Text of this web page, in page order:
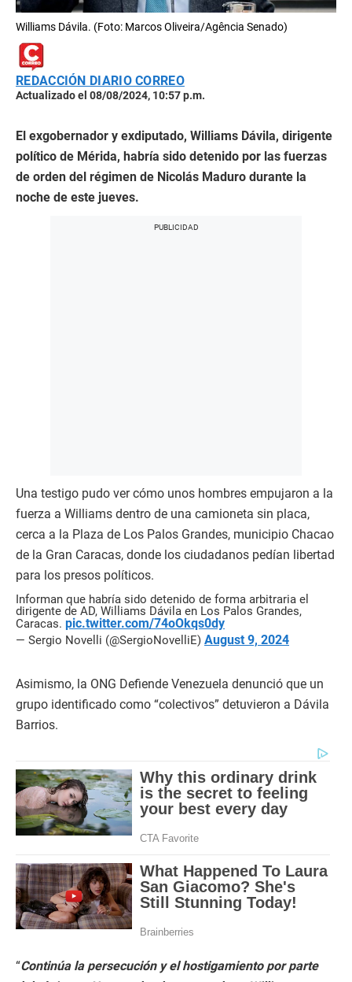
Williams Dávila. (Foto: Marcos Oliveira/Agência Senado)
REDACCIÓN DIARIO CORREO
Actualizado el 08/08/2024, 10:57 p.m.
El exgobernador y exdiputado, Williams Dávila, dirigente
político de Mérida, habría sido detenido por las fuerzas
de orden del régimen de Nicolás Maduro durante la
noche de este jueves.
Una testigo pudo ver cómo unos hombres empujaron a la
fuerza a Williams dentro de una camioneta sin placa,
cerca a la Plaza de Los Palos Grandes, municipio Chacao
de la Gran Caracas, donde los ciudadanos pedían libertad
para los presos políticos.
Informan que habría sido detenido de forma arbitraria el
dirigente de AD, Williams Dávila en Los Palos Grandes,
Caracas. pic.twitter.com/74oOkqs0dy
— Sergio Novelli (@SergioNovelliE) August 9, 2024
Asimismo, la ONG Defiende Venezuela denunció que un
grupo identificado como “colectivos” detuvieron a Dávila
Barrios.
“Continúa la persecución y el hostigamiento por parte